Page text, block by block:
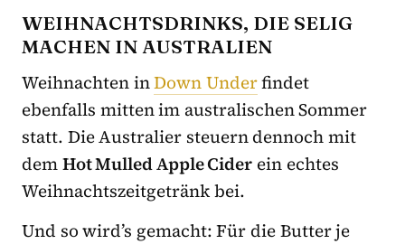
WEIHNACHTSDRINKS, DIE SELIG
MACHEN IN AUSTRALIEN
Weihnachten inDown Underfindet
ebenfalls mitten im australischen Sommer
statt. Die Australier steuern dennoch mit
demHot Mulled Apple Cider ein echtes
Weihnachtszeitgetränk bei.
Und so wird’s gemacht: Für die Butter je